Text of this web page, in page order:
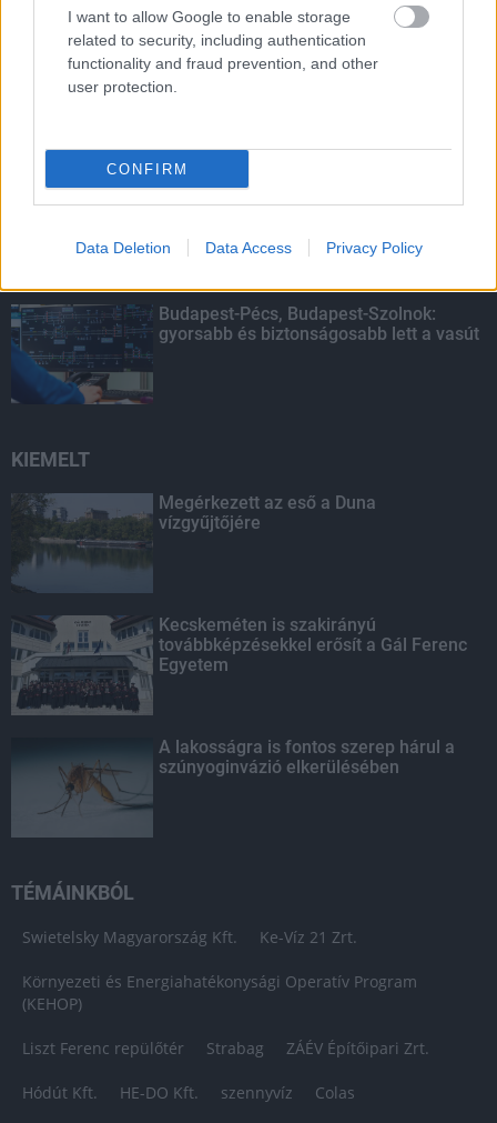
I want to allow Google to enable storage
related to security, including authentication
functionality and fraud prevention, and other
user protection.
CONFIRM
Data Deletion Data Access Privacy Policy
LEGOLVASOTTABB
Felújított üzletet nyitott Szekszárdon az
Auchan
Indul a diákok pénzügyi ismereteit
erősítő Pénz7 programsorozat
Budapest-Pécs, Budapest-Szolnok:
gyorsabb és biztonságosabb lett a vasút
KIEMELT
Megérkezett az eső a Duna
vízgyűjtőjére
Kecskeméten is szakirányú
továbbképzésekkel erősít a Gál Ferenc
Egyetem
A lakosságra is fontos szerep hárul a
szúnyoginvázió elkerülésében
TÉMÁINKBÓL
Swietelsky Magyarország Kft. Ke-Víz 21 Zrt.
Környezeti és Energiahatékonysági Operatív Program
(KEHOP)
Liszt Ferenc repülőtér Strabag ZÁÉV Építőipari Zrt.
Hódút Kft. HE-DO Kft. szennyvíz Colas